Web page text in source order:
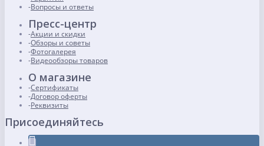
Вопросы и ответы
Пресс-центр
Акции и скидки
Обзоры и советы
Фотогалерея
Видеообзоры товаров
О магазине
Сертификаты
Договор оферты
Реквизиты
Присоединяйтесь